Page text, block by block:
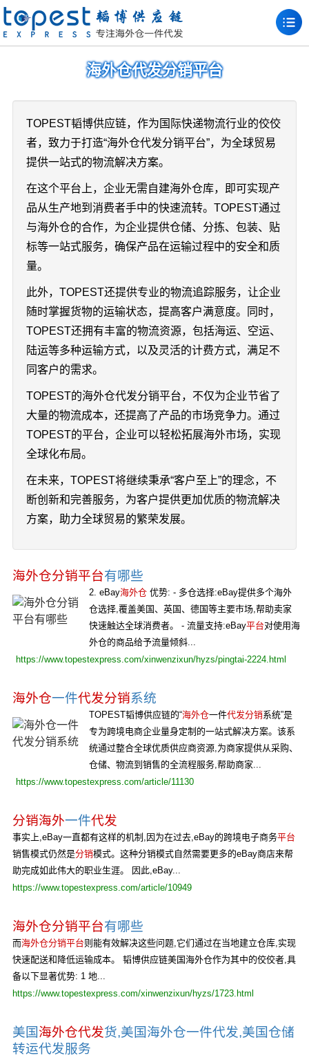
海外仓代发分销平台
TOPEST韬博供应链，作为国际快递物流行业的佼佼
者，致力于打造“海外仓代发分销平台”，为全球贸易
提供一站式的物流解决方案。
在这个平台上，企业无需自建海外仓库，即可实现产
品从生产地到消费者手中的快速流转。TOPEST通过
与海外仓的合作，为企业提供仓储、分拣、包装、贴
标等一站式服务，确保产品在运输过程中的安全和质
量。
此外，TOPEST还提供专业的物流追踪服务，让企业
随时掌握货物的运输状态，提高客户满意度。同时，
TOPEST还拥有丰富的物流资源，包括海运、空运、
陆运等多种运输方式，以及灵活的计费方式，满足不
同客户的需求。
TOPEST的海外仓代发分销平台，不仅为企业节省了
大量的物流成本，还提高了产品的市场竞争力。通过
TOPEST的平台，企业可以轻松拓展海外市场，实现
全球化布局。
在未来，TOPEST将继续秉承“客户至上”的理念，不
断创新和完善服务，为客户提供更加优质的物流解决
方案，助力全球贸易的繁荣发展。
海外仓分销平台有哪些
2. eBay海外仓优势: - 多仓选择:eBay提供多个海外
仓选择,覆盖美国、英国、德国等主要市场,帮助卖家
快速触达全球消费者。 - 流量支持:eBay平台对使用海
外仓的商品给予流量倾斜...
https://www.topestexpress.com/xinwenzixun/hyzs/pingtai-2224.html
海外仓一件代发分销系统
TOPEST韬博供应链的“海外仓一件代发分销系统”是
专为跨境电商企业量身定制的一站式解决方案。该系
统通过整合全球优质供应商资源,为商家提供从采购、
仓储、物流到销售的全流程服务,帮助商家...
https://www.topestexpress.com/article/11130
分销海外一件代发
事实上,eBay一直都有这样的机制,因为在过去,eBay的跨境电子商务平台
销售模式仍然是分销模式。这种分销模式自然需要更多的eBay商店来帮
助完成如此伟大的职业生涯。 因此,eBay...
https://www.topestexpress.com/article/10949
海外仓分销平台有哪些
而海外仓分销平台则能有效解决这些问题,它们通过在当地建立仓库,实现
快速配送和降低运输成本。 韬博供应链美国海外仓作为其中的佼佼者,具
备以下显著优势: 1 地...
https://www.topestexpress.com/xinwenzixun/hyzs/1723.html
美国海外仓代发货,美国海外仓一件代发,美国仓储
转运代发服务